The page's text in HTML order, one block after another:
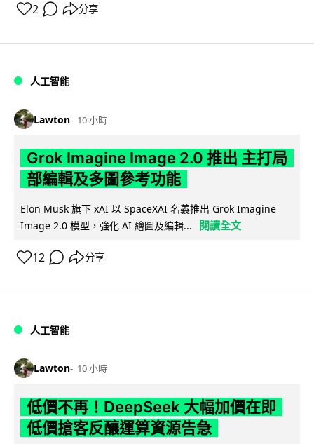
2 分享
人工智能
Lawton 10 小時
Grok Imagine Image 2.0 推出 主打局
部編輯及多圖參考功能
Elon Musk 旗下 xAI 以 SpaceXAI 名義推出 Grok Imagine
Image 2.0 模型，強化 AI 繪圖及編輯...
閱讀全文
12 分享
人工智能
Lawton 10 小時
低價不再！DeepSeek 大幅加價在即
低價搶客反釀運算資源告急